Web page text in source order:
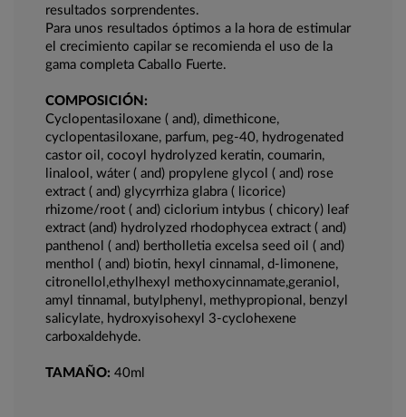
resultados sorprendentes.
Para unos resultados óptimos a la hora de estimular
el crecimiento capilar se recomienda el uso de la
gama completa Caballo Fuerte.
COMPOSICIÓN:
Cyclopentasiloxane ( and), dimethicone,
cyclopentasiloxane, parfum, peg-40, hydrogenated
castor oil, cocoyl hydrolyzed keratin, coumarin,
linalool, wáter ( and) propylene glycol ( and) rose
extract ( and) glycyrrhiza glabra ( licorice)
rhizome/root ( and) ciclorium intybus ( chicory) leaf
extract (and) hydrolyzed rhodophycea extract ( and)
panthenol ( and) bertholletia excelsa seed oil ( and)
menthol ( and) biotin, hexyl cinnamal, d-limonene,
citronellol,ethylhexyl methoxycinnamate,geraniol,
amyl tinnamal, butylphenyl, methypropional, benzyl
salicylate, hydroxyisohexyl 3-cyclohexene
carboxaldehyde.
TAMAÑO: 40ml